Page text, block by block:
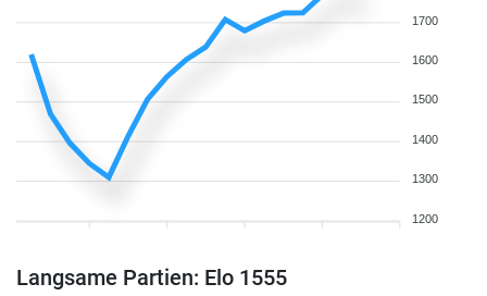
1700
1600
1500
1400
1300
1200
Langsame Partien: Elo 1555